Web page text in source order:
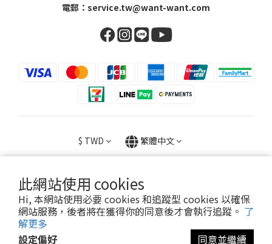
此網站使用 cookies
Hi, 本網站使用必要 cookies 和追蹤型 cookies 以確保
網站服務，後者將在獲得你的同意後才會執行追蹤。 了
解更多
設定偏好
同意並繼續
電郵： service.tw@want-want.com
$ TWD 繁體中文
Copyright © 2023 旺家貿易股份有限公司 / 23056602